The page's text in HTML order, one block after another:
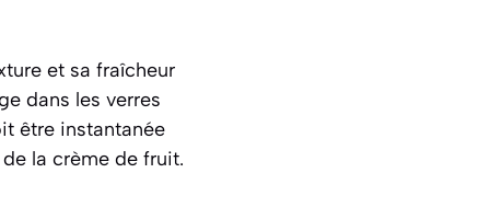
et sa fraîcheur
dans les verres
être instantanée
la crème de fruit.